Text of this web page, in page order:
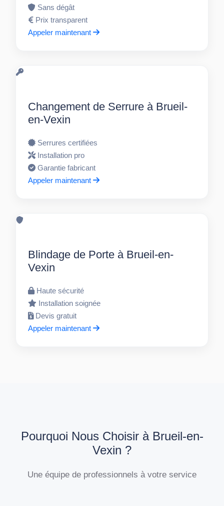
Sans dégât
Prix transparent
Appeler maintenant
Changement de Serrure à Brueil-
en-Vexin
Serrures certifiées
Installation pro
Garantie fabricant
Appeler maintenant
Blindage de Porte à Brueil-en-
Vexin
Haute sécurité
Installation soignée
Devis gratuit
Appeler maintenant
Pourquoi Nous Choisir à Brueil-en-
Vexin ?
Une équipe de professionnels à votre service